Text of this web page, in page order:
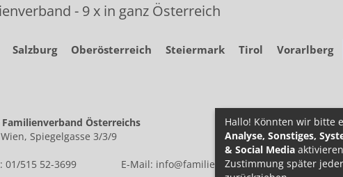
- 9 x in ganz Österreich
Salzburg Oberösterreich Steiermark Tirol Vorarlberg
Österreichs
Spiegelgasse 3/3/9
01/515 52-3699 E-Mail: info@familie.at
Hallo! Könnten wir bitte
Analyse, Sonstiges,
& Social Media
Zustimmung später